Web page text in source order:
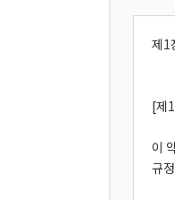
제1
[제
이
규